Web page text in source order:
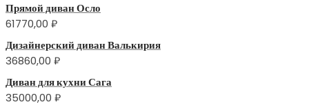
Прямой диван Осло
61770,00 ₽
Дизайнерский диван Валькирия
36860,00 ₽
Диван для кухни Сага
35000,00 ₽